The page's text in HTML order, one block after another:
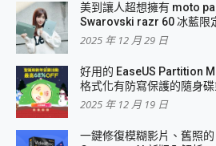
美到讓人超想擁有 moto
Swarovski razr 60 冰藍限
2025 年 12 月 29 日
好用的 EaseUS Partition
格式化有防寫保護的隨身
2025 年 12 月 19 日
一鍵修復模糊影片、舊照